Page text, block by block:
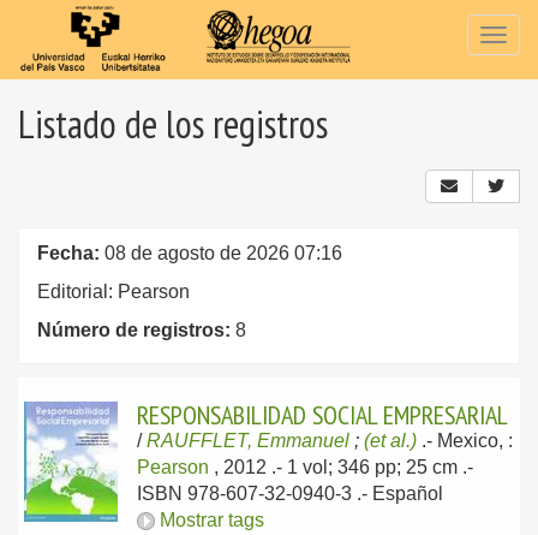
Listado de los registros
Fecha: 08 de agosto de 2026 07:16
Editorial: Pearson
Número de registros: 8
RESPONSABILIDAD SOCIAL EMPRESARIAL
/RAUFFLET, Emmanuel ; (et al.) .- Mexico, :
Pearson , 2012 .- 1 vol; 346 pp; 25 cm .-
ISBN 978-607-32-0940-3 .- Español
Mostrar tags